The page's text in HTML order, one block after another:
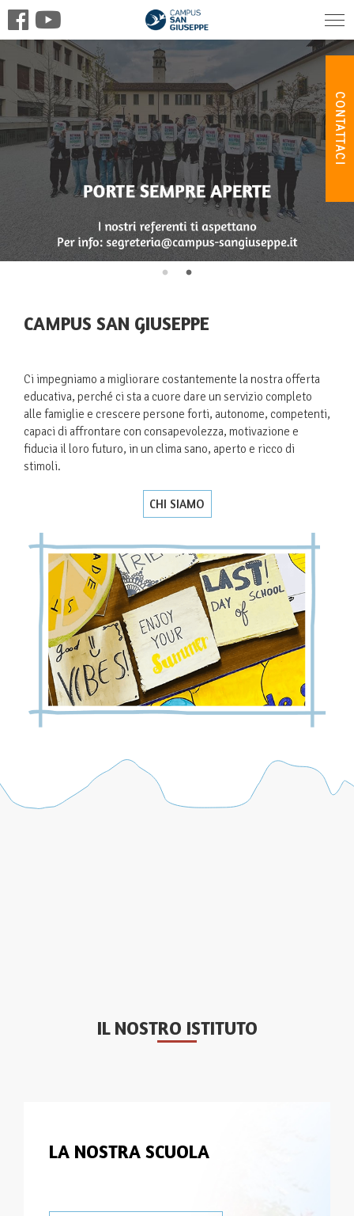
CAMPUS SAN GIUSEPPE
Ci impegniamo a migliorare costantemente la nostra offerta
educativa, perché ci sta a cuore dare un servizio completo
alle famiglie e crescere persone forti, autonome, competenti,
capaci di affrontare con consapevolezza, motivazione e
fiducia il loro futuro, in un clima sano, aperto e ricco di
stimoli.
CHI SIAMO
IL NOSTRO ISTITUTO
LA NOSTRA SCUOLA
CONTATTACI